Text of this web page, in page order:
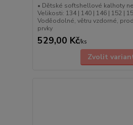
• Dětské softshellové kalhoty
Velikosti: 134 | 140 | 146 | 152 |
Voděodolné, větru vzdorné,
prvky
529,00 Kč/ks
Zvolit